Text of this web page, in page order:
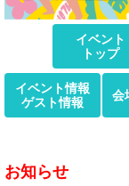
イベント
トップ
イベント情報
ゲスト情報
会
お知らせ